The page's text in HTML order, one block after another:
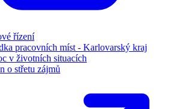
řízení
pracovních míst - Karlovarský kraj
v životních situacích
o střetu zájmů